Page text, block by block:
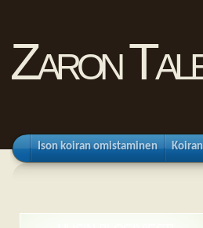
Zaron
Ison koiran omistaminen